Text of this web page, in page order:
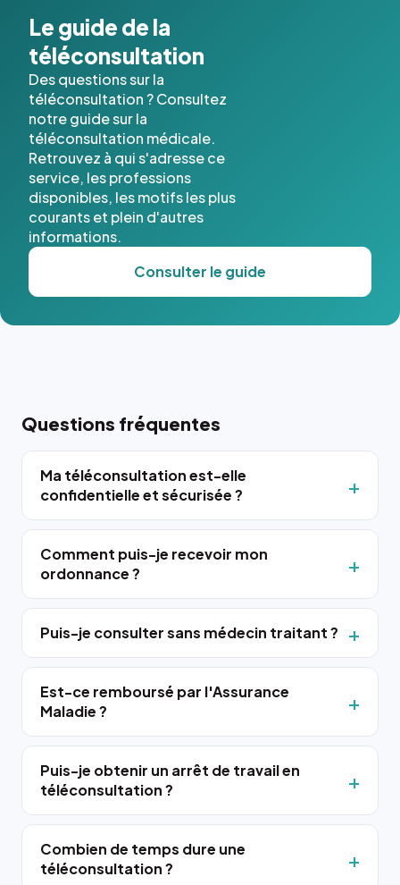
Le guide de la
téléconsultation
Des questions sur la
téléconsultation ? Consultez
notre guide sur la
téléconsultation médicale.
Retrouvez à qui s'adresse ce
service, les professions
disponibles, les motifs les plus
courants et plein d'autres
informations.
Consulter le guide
Questions fréquentes
Ma téléconsultation est-elle
confidentielle et sécurisée ?
Comment puis-je recevoir mon
ordonnance ?
Puis-je consulter sans médecin traitant ?
Est-ce remboursé par l'Assurance
Maladie ?
Puis-je obtenir un arrêt de travail en
téléconsultation ?
Combien de temps dure une
téléconsultation ?